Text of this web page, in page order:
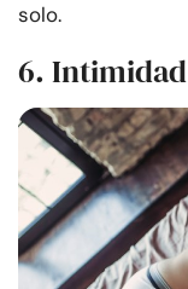
solo.
6. Intimidad